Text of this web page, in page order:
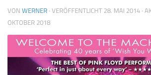
VON WERNER · VERÖFFENTLICHT 28. MAI 2014 ·
OKTOBER 2018